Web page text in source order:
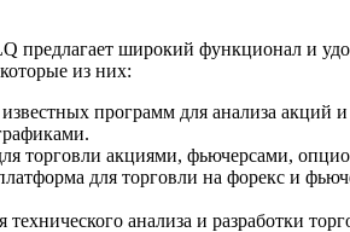
предлагает широкий функционал и
из них:
программ для анализа акций
торговли акциями, фьючерсами,
для торговли на форекс и
анализа и разработки